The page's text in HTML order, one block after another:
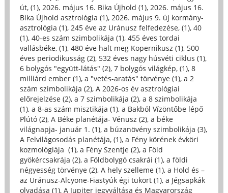
út, (1), 2026. május 16. Bika Újhold (1), 2026. május 16.
Bika Újhold asztrológia (1), 2026. május 9. új kormány-
asztrológia (1), 245 éve az Uránusz felfedezése, (1), 40
(1), 40-es szám szimbolikája (1), 455 éves tordai
vallásbéke, (1), 480 éve halt meg Kopernikusz (1), 500
éves periodikusság (2), 532 éves nagy húsvéti ciklus (1),
6 bolygós "együtt-látás" (2), 7 bolygós világkép, (1), 8
milliárd ember (1), a "vetés-aratás" törvénye (1), a 2
szám szimbolikája (2), A 2026-os év asztrológiai
előrejelzése (2), a 7 szimbolikája (2), a 8 szimbolikája
(1), a 8-as szám misztikája (1), a Bakból Vízöntőbe lépő
Plútó (2), A Béke planétája- Vénusz (2), a béke
világnapja- január 1. (1), a búzanövény szimbolikája (3),
A Felvilágosodás planétája, (1), a Fény körének évköri
kozmológiája (1), a Fény Szentje (2), a Föld
gyökércsakrája (2), a Földbolygó csakrái (1), a földi
négyesség törvénye (2), A hely szelleme (1), a Hold és –
az Uránusz-Alcyone-Fiastyúk égi tükört (1), a Jégsapkák
olvadása (1), A Jupiter jegyváltása és Magyarország